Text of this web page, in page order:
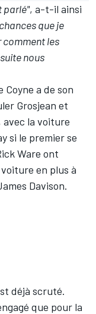
parlé", a-t-il ainsi
que je
comment les
nous
Coyne a de son
Grosjean et
avec la voiture
si le premier se
Ware ont
en plus à
Davison.
déjà scruté.
que pour la